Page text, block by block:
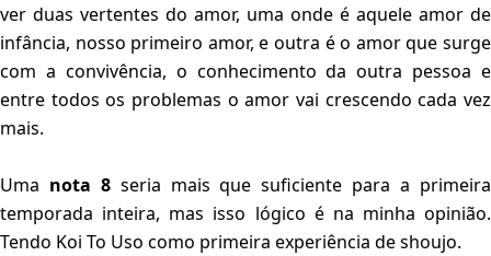
ver duas vertentes do amor, uma onde é aquele amor de
infância, nosso primeiro amor, e outra é o amor que surge
com a convivência, o conhecimento da outra pessoa e
entre todos os problemas o amor vai crescendo cada vez
mais.
Uma nota 8seria mais que suficiente para a primeira
temporada inteira, mas isso lógico é na minha opinião.
Tendo Koi To Uso como primeira experiência de shoujo.